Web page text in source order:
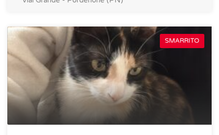
SMARRITO